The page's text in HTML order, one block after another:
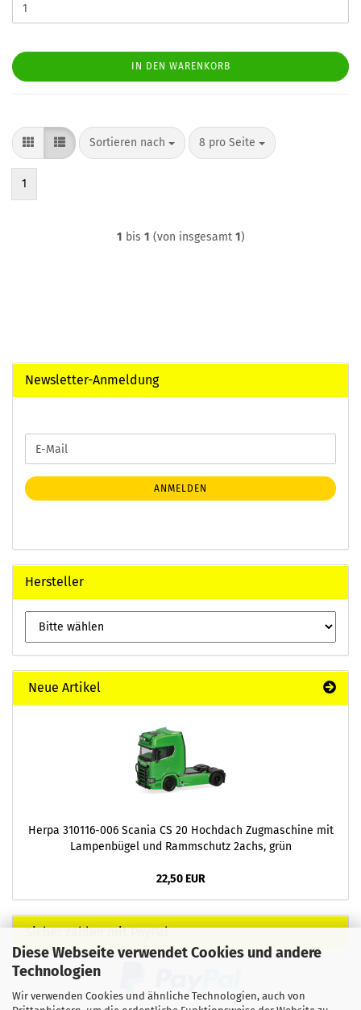
Diese Webseite verwendet Cookies und andere
Technologien
Wir verwenden Cookies und ähnliche Technologien, auch von
IN DEN WARENKORB
Sortieren nach
Sortieren nach 8 pro Seite
pro Seite
1
1 bis 1 (von insgesamt 1)
Newsletter-Anmeldung
ZUR
NEWSLETTER-
ANMELDUNG
E-
Mail
ANMELDEN
Hersteller
Neue Artikel
Herpa 310116-006 Scania CS 20 Hochdach Zugmaschine mit
Lampenbügel und Rammschutz 2achs, grün
22,50 EUR
Sicher zahlen mit PayPal